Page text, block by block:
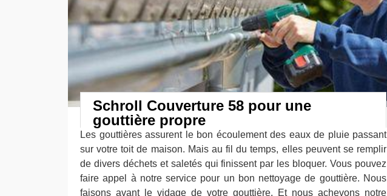
Schroll Couverture 58 pour une
gouttière propre
Les gouttières assurent le bon écoulement des eaux de pluie passant
sur votre toit de maison. Mais au fil du temps, elles peuvent se remplir
de divers déchets et saletés qui finissent par les bloquer. Vous pouvez
faire appel à notre service pour un bon nettoyage de gouttière. Nous
faisons avant le vidage de votre gouttière. Et nous achevons notre